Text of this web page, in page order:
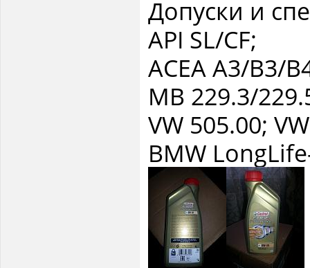
Допуски и
API SL/CF;
ACEA A3/B3/
MB 229.3/
VW 505.00;
BMW